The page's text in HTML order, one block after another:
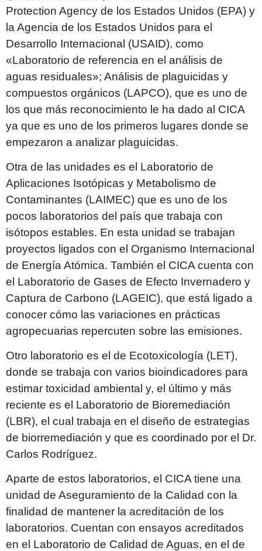
Protection Agency de los Estados Unidos (EPA) y
la Agencia de los Estados Unidos para el
Desarrollo Internacional (USAID), como
«Laboratorio de referencia en el análisis de
aguas residuales»; Análisis de plaguicidas y
compuestos orgánicos (LAPCO), que es uno de
los que más reconocimiento le ha dado al CICA
ya que es uno de los primeros lugares donde se
empezaron a analizar plaguicidas.
Otra de las unidades es el Laboratorio de
Aplicaciones Isotópicas y Metabolismo de
Contaminantes (LAIMEC) que es uno de los
pocos laboratorios del país que trabaja con
isótopos estables. En esta unidad se trabajan
proyectos ligados con el Organismo Internacional
de Energía Atómica. También el CICA cuenta con
el Laboratorio de Gases de Efecto Invernadero y
Captura de Carbono (LAGEIC), que está ligado a
conocer cómo las variaciones en prácticas
agropecuarias repercuten sobre las emisiones.
Otro laboratorio es el de Ecotoxicología (LET),
donde se trabaja con varios bioindicadores para
estimar toxicidad ambiental y, el último y más
reciente es el Laboratorio de Bioremediación
(LBR), el cual trabaja en el diseño de estrategias
de biorremediación y que es coordinado por el Dr.
Carlos Rodríguez.
Aparte de estos laboratorios, el CICA tiene una
unidad de Aseguramiento de la Calidad con la
finalidad de mantener la acreditación de los
laboratorios. Cuentan con ensayos acreditados
en el Laboratorio de Calidad de Aguas, en el de